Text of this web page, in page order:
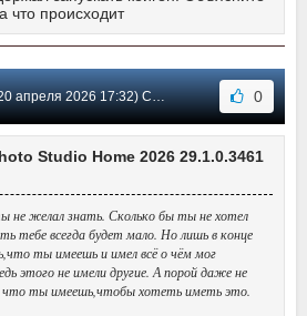
что происходит
апреля 2026 17:32) Сообщение #1351 0
Studio Home 2026 29.1.0.3461
не желал знать. Сколько бы ты не хотел
тебе всегда будет мало. Но лишь в конце
ты имеешь и имел всё о чём мог
этого не имели другие. А порой даже не
что ты имеешь,чтобы хотеть иметь это.